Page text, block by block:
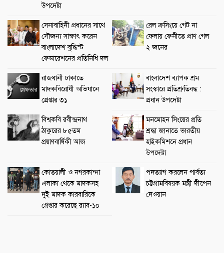
উপদেষ্টা
সেনাবাহিনী প্রধানের সাথে
সৌজন্য সাক্ষাৎ করেন
বাংলাদেশ বুদ্ধিস্ট
ফেডারেশনের প্রতিনিধি দল
রেল ক্রসিংয়ে গেট না
ফেলায় ফেনীতে প্রাণ গেল
২ জনের
রাজধানী ঢাকাতে
মাদকবিরোধী অভিযানে
গ্রেপ্তার ৩১
বাংলাদেশ ব্যাপক শ্রম
সংস্কারে প্রতিশ্রুতিবদ্ধ :
প্রধান উপদেষ্টা
বিশ্বকবি রবীন্দ্রনাথ
ঠাকুরের ৮৫তম
প্রয়াণবার্ষিকী আজ
মনমোহন সিংয়ের প্রতি
শ্রদ্ধা জানাতে ভারতীয়
হাইকমিশনে প্রধান
উপদেষ্টা
কোতয়ালী ও নগরকান্দা
এলাকা থেকে মাদকসহ
দুই মাদক কারবারিকে
গ্রেপ্তার করেছে র‌্যাব-১০
পদত্যাগ করলেন পার্বত্য
চট্টগ্রামবিষয়ক মন্ত্রী দীপেন
দেওয়ান